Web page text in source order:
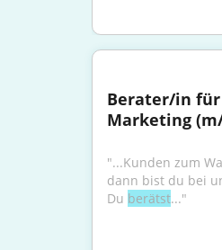
Berater/in
Marketing
"...Kunden zum
dann bist du bei
Du berätst..."